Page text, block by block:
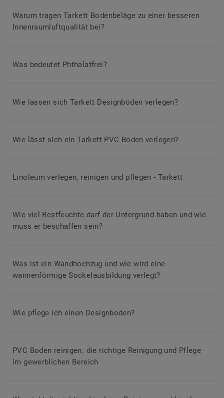
Warum tragen Tarkett Bodenbeläge zu einer besseren
Innenraumluftqualität bei?
Was bedeutet Phthalatfrei?
Wie lassen sich Tarkett Designböden verlegen?
Wie lässt sich ein Tarkett PVC Boden verlegen?
Linoleum verlegen, reinigen und pflegen - Tarkett
Wie viel Restfeuchte darf der Untergrund haben und wie
muss er beschaffen sein?
Was ist ein Wandhochzug und wie wird eine
wannenförmige Sockelausbildung verlegt?
Wie pflege ich einen Designboden?
PVC Boden reinigen: die richtige Reinigung und Pflege
im gewerblichen Bereich